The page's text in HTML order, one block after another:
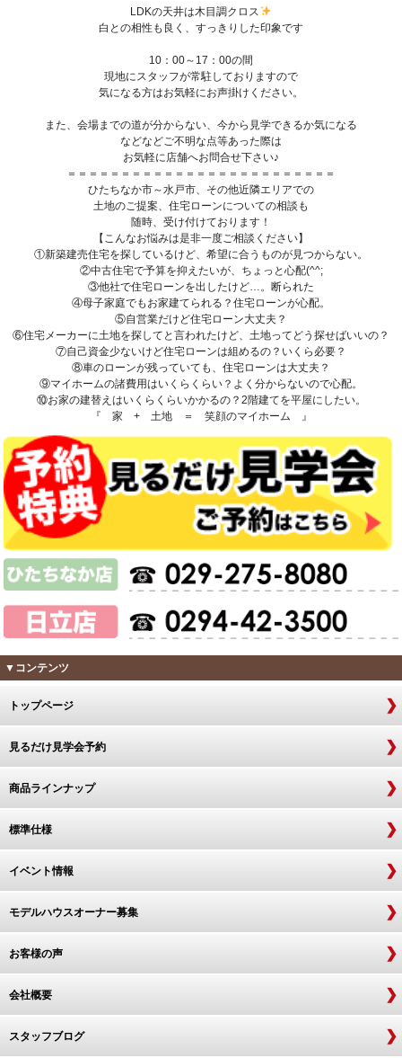
LDKの天井は木目調クロス
白との相性も良く、すっきりした印象です
10：00～17：00の間
現地にスタッフが常駐しておりますので
気になる方はお気軽にお声掛けください。
また、会場までの道が分からない、今から見学できるか気になる
などなどご不明な点等あった際は
お気軽に店舗へお問合せ下さい♪
＝＝＝＝＝＝＝＝＝＝＝＝＝＝＝＝＝＝＝＝＝＝＝＝＝
ひたちなか市～水戸市、その他近隣エリアでの
土地のご提案、住宅ローンについての相談も
随時、受け付けております！
【こんなお悩みは是非一度ご相談ください】
①新築建売住宅を探しているけど、希望に合うものが見つからない。
②中古住宅で予算を抑えたいが、ちょっと心配(^^;
③他社で住宅ローンを出したけど…。断られた
④母子家庭でもお家建てられる？住宅ローンが心配。
⑤自営業だけど住宅ローン大丈夫？
⑥住宅メーカーに土地を探してと言われたけど、土地ってどう探せばいいの？
⑦自己資金少ないけど住宅ローンは組めるの？いくら必要？
⑧車のローンが残っていても、住宅ローンは大丈夫？
⑨マイホームの諸費用はいくらくらい？よく分からないので心配。
⑩お家の建替えはいくらくらいかかるの？2階建てを平屋にしたい。
『 家 + 土地 ＝ 笑顔のマイホーム 』
▼コンテンツ
トップページ
見るだけ見学会予約
商品ラインナップ
標準仕様
イベント情報
モデルハウスオーナー募集
お客様の声
会社概要
スタッフブログ